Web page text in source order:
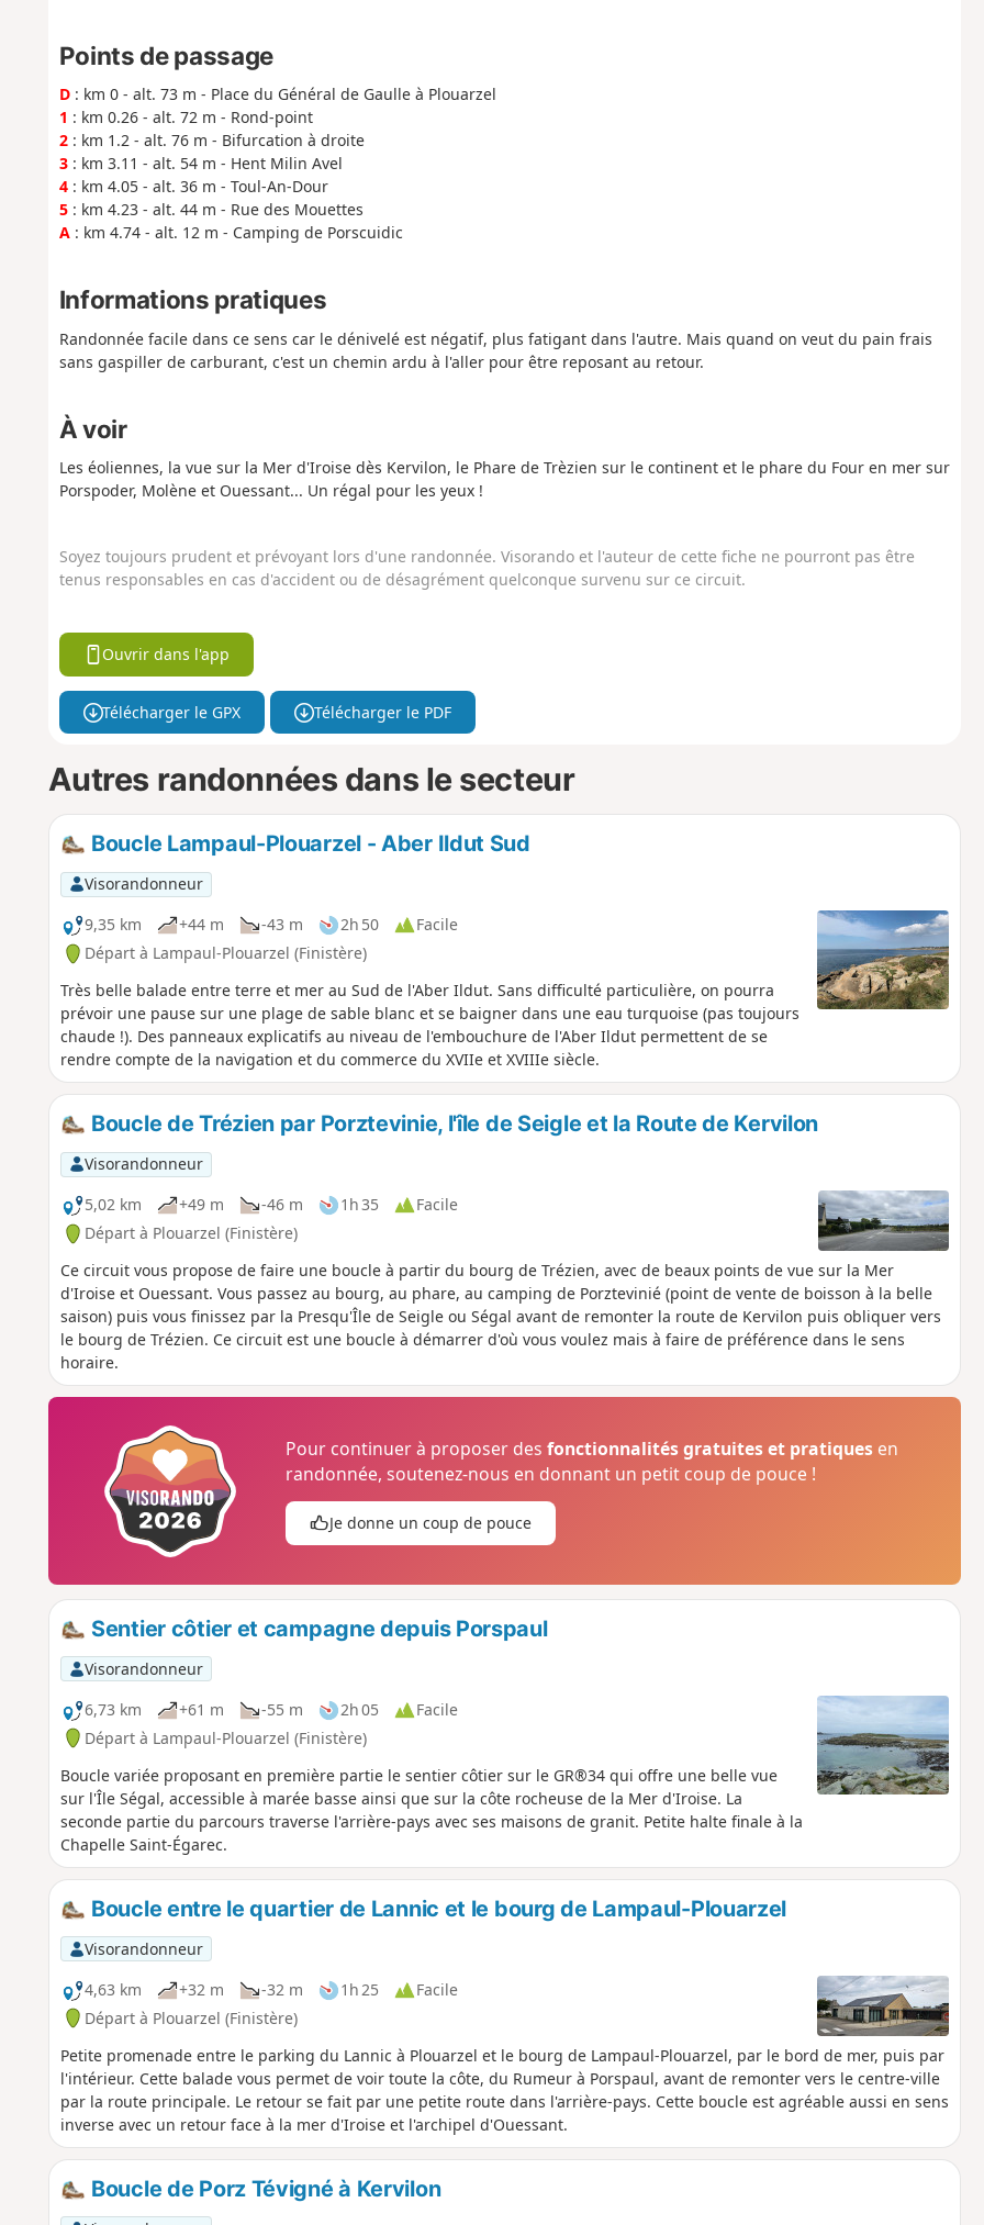
Points de passage
D: km 0 - alt. 73 m - Place du Général de Gaulle à Plouarzel
1 : km 0.26 - alt. 72 m - Rond-point
2: km 1.2 - alt. 76 m - Bifurcation à droite
3: km 3.11 - alt. 54 m - Hent Milin Avel
4: km 4.05 - alt. 36 m - Toul-An-Dour
5: km 4.23 - alt. 44 m - Rue des Mouettes
A: km 4.74 - alt. 12 m - Camping de Porscuidic
Informations pratiques
Randonnée facile dans ce sens car le dénivelé est négatif, plus fatigant dans l'autre. Mais quand on veut du pain frais
sans gaspiller de carburant, c'est un chemin ardu à l'aller pour être reposant au retour.
À voir
Les éoliennes, la vue sur la Mer d'Iroise dès Kervilon, le Phare de Trèzien sur le continent et le phare du Four en mer sur
Porspoder, Molène et Ouessant... Un régal pour les yeux !
Soyez toujours prudent et prévoyant lors d'une randonnée. Visorando et l'auteur de cette fiche ne pourront pas être
tenus responsables en cas d'accident ou de désagrément quelconque survenu sur ce circuit.
Ouvrir dans l'app
Télécharger le GPX Télécharger le PDF
Autres randonnées dans le secteur
Boucle Lampaul-Plouarzel - Aber Ildut Sud
Visorandonneur
9,35 km
+44 m -43 m 2h 50
Facile
Départ à Lampaul-Plouarzel (Finistère)
Très belle balade entre terre et mer au Sud de l'Aber Ildut. Sans difficulté particulière, on pourra
prévoir une pause sur une plage de sable blanc et se baigner dans une eau turquoise (pas toujours
chaude !). Des panneaux explicatifs au niveau de l'embouchure de l'Aber Ildut permettent de se
rendre compte de la navigation et du commerce du XVIIe et XVIIIe siècle.
Boucle de Trézien par Porztevinie, l'île de Seigle et la Route de Kervilon
Visorandonneur
5,02 km
+49 m -46 m 1h 35
Facile
Départ à Plouarzel (Finistère)
Ce circuit vous propose de faire une boucle à partir du bourg de Trézien, avec de beaux points de vue sur la Mer
d'Iroise et Ouessant. Vous passez au bourg, au phare, au camping de Porztevinié (point de vente de boisson à la belle
saison) puis vous finissez par la Presqu'Île de Seigle ou Ségal avant de remonter la route de Kervilon puis obliquer vers
le bourg de Trézien. Ce circuit est une boucle à démarrer d'où vous voulez mais à faire de préférence dans le sens
horaire.
Pour continuer à proposer desfonctionnalités gratuites et pratiques en
randonnée, soutenez-nous en donnant un petit coup de pouce !
Je donne un coup de pouce
Sentier côtier et campagne depuis Porspaul
Visorandonneur
6,73 km
+61 m -55 m 2h 05
Facile
Départ à Lampaul-Plouarzel (Finistère)
Boucle variée proposant en première partie le sentier côtier sur le GR®34 qui offre une belle vue
sur l'Île Ségal, accessible à marée basse ainsi que sur la côte rocheuse de la Mer d'Iroise. La
seconde partie du parcours traverse l'arrière-pays avec ses maisons de granit. Petite halte finale à la
Chapelle Saint-Égarec.
Boucle entre le quartier de Lannic et le bourg de Lampaul-Plouarzel
Visorandonneur
4,63 km
+32 m -32 m 1h 25
Facile
Départ à Plouarzel (Finistère)
Petite promenade entre le parking du Lannic à Plouarzel et le bourg de Lampaul-Plouarzel, par le bord de mer, puis par
l'intérieur. Cette balade vous permet de voir toute la côte, du Rumeur à Porspaul, avant de remonter vers le centre-ville
par la route principale. Le retour se fait par une petite route dans l'arrière-pays. Cette boucle est agréable aussi en sens
inverse avec un retour face à la mer d'Iroise et l'archipel d'Ouessant.
Boucle de Porz Tévigné à Kervilon